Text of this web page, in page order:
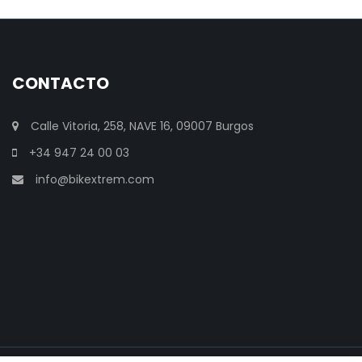
CONTACTO
Calle Vitoria, 258, NAVE 16, 09007 Burgos
+34 947 24 00 03
info@bikextrem.com